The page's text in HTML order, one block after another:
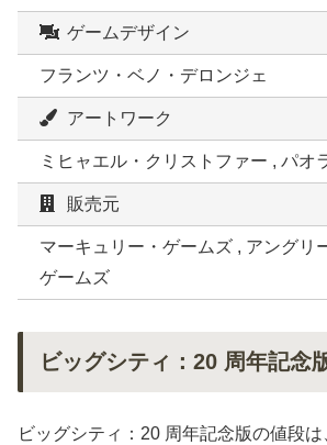
ゲームデザイン
フランツ・ベノ・デロンジェ
アートワーク
ミヒャエル・クリストファー , パオ
販売元
マーキュリー・ゲームズ , アングリ
ゲームズ
ビッグシティ：20 周年記念
ビッグシティ：20 周年記念版の値段は